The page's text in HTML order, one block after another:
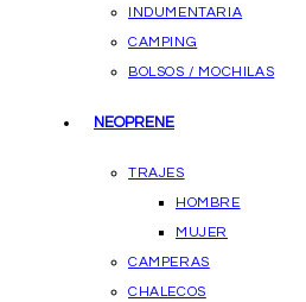
INDUMENTARIA
CAMPING
BOLSOS / MOCHILAS
NEOPRENE
TRAJES
HOMBRE
MUJER
CAMPERAS
CHALECOS